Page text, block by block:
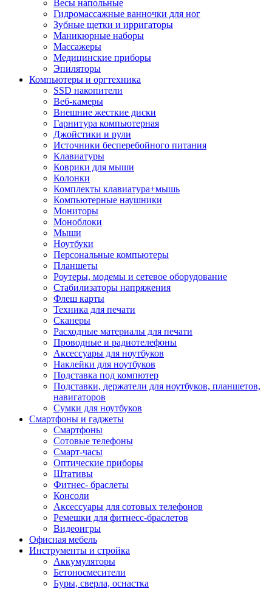
Весы напольные
Гидромассажные ванночки для ног
Зубные щетки и ирригаторы
Маникюрные наборы
Массажеры
Медицинские приборы
Эпиляторы
Компьютеры и оргтехника
SSD накопители
Веб-камеры
Внешние жесткие диски
Гарнитура компьютерная
Джойстики и рули
Источники бесперебойного питания
Клавиатуры
Коврики для мыши
Колонки
Комплекты клавиатура+мышь
Компьютерные наушники
Мониторы
Моноблоки
Мыши
Ноутбуки
Персональные компьютеры
Планшеты
Роутеры, модемы и сетевое оборудование
Стабилизаторы напряжения
Флеш карты
Техника для печати
Сканеры
Расходные материалы для печати
Проводные и радиотелефоны
Аксессуары для ноутбуков
Наклейки для ноутбуков
Подставка под компютер
Подставки, держатели для ноутбуков, планшетов,
навигаторов
Сумки для ноутбуков
Смартфоны и гаджеты
Смартфоны
Сотовые телефоны
Смарт-часы
Оптические приборы
Штативы
Фитнес- браслеты
Консоли
Аксессуары для сотовых телефонов
Ремешки для фитнесс-браслетов
Видеоигры
Офисная мебель
Инструменты и стройка
Аккумуляторы
Бетоносмесители
Буры, сверла, оснастка